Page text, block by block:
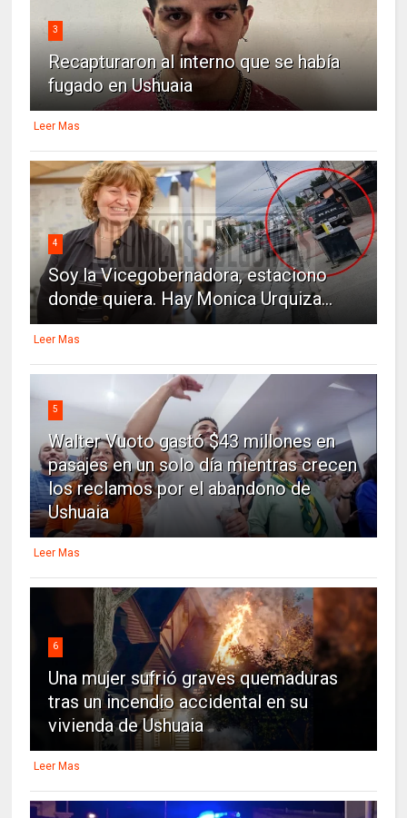
3
Recapturaron al interno que se había
fugado en Ushuaia
Leer Mas
4
Soy la Vicegobernadora, estaciono
donde quiera. Hay Monica Urquiza...
Leer Mas
5
Walter Vuoto gastó $43 millones en
pasajes en un solo día mientras crecen
los reclamos por el abandono de
Ushuaia
Leer Mas
6
Una mujer sufrió graves quemaduras
tras un incendio accidental en su
vivienda de Ushuaia
Leer Mas